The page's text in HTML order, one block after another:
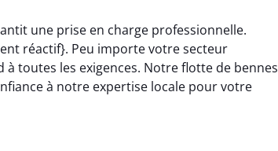
une prise en charge professionnelle.
réactif}. Peu importe votre secteur
toutes les exigences. Notre flotte de bennes
à notre expertise locale pour votre